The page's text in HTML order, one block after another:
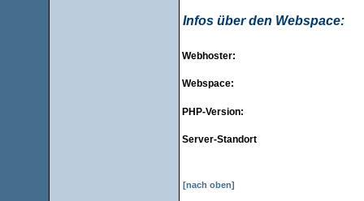
Infos über den Webspace:
Webhoster:
Webspace:
PHP-Version:
Server-Standort
[nach oben]